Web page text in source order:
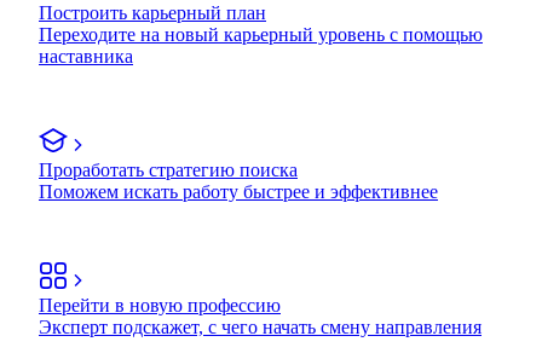
Построить карьерный план
Переходите на новый карьерный уровень с помощью
наставника
Проработать стратегию поиска
Поможем искать работу быстрее и эффективнее
Перейти в новую профессию
Эксперт подскажет, с чего начать смену направления